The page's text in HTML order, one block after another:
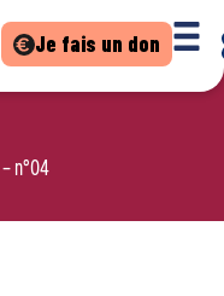
Je fais un don
n°04